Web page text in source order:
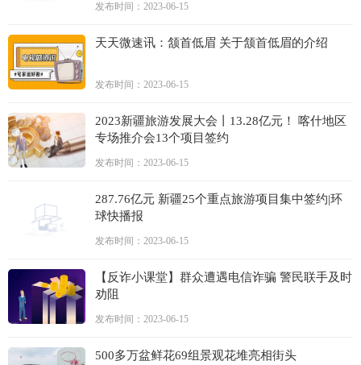
发布时间：2023-06-15
天天微速讯：颔首低眉 关于颔首低眉的介绍
发布时间：2023-06-15
2023新疆旅游发展大会丨13.28亿元！ 喀什地区
专场推介会13个项目签约
发布时间：2023-06-15
287.76亿元 新疆25个重点旅游项目集中签约|环
球快播报
发布时间：2023-06-15
【反诈小课堂】群众遭遇电信诈骗 警民联手及时
劝阻
发布时间：2023-06-15
500多万盆鲜花69组景观花堆亮相街头